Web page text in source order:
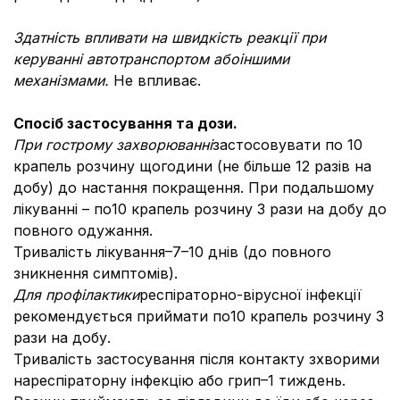
Здатність впливати на швидкість реакції при
керуванні автотранспортом абоіншими
механізмами. Не впливає.
Спосіб застосування та дози.
При гострому захворюваннізастосовувати по 10
крапель розчину щогодини (не більше 12 разів на
добу) до настання покращення. При подальшому
лікуванні – по10 крапель розчину 3 рази на добу до
повного одужання.
Тривалість лікування–7–10 днів (до повного
зникнення симптомів).
Для профілактикиреспіраторно-вірусної інфекції
рекомендується приймати по10 крапель розчину 3
рази на добу.
Тривалість застосування після контакту зхворими
нареспіраторну інфекцію або грип–1 тиждень.